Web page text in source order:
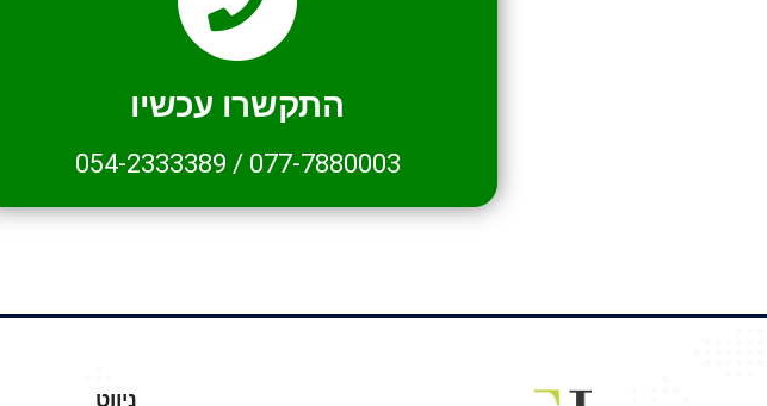
התקשרו עכשיו
077-7880003
/
054-2333389
ניווט